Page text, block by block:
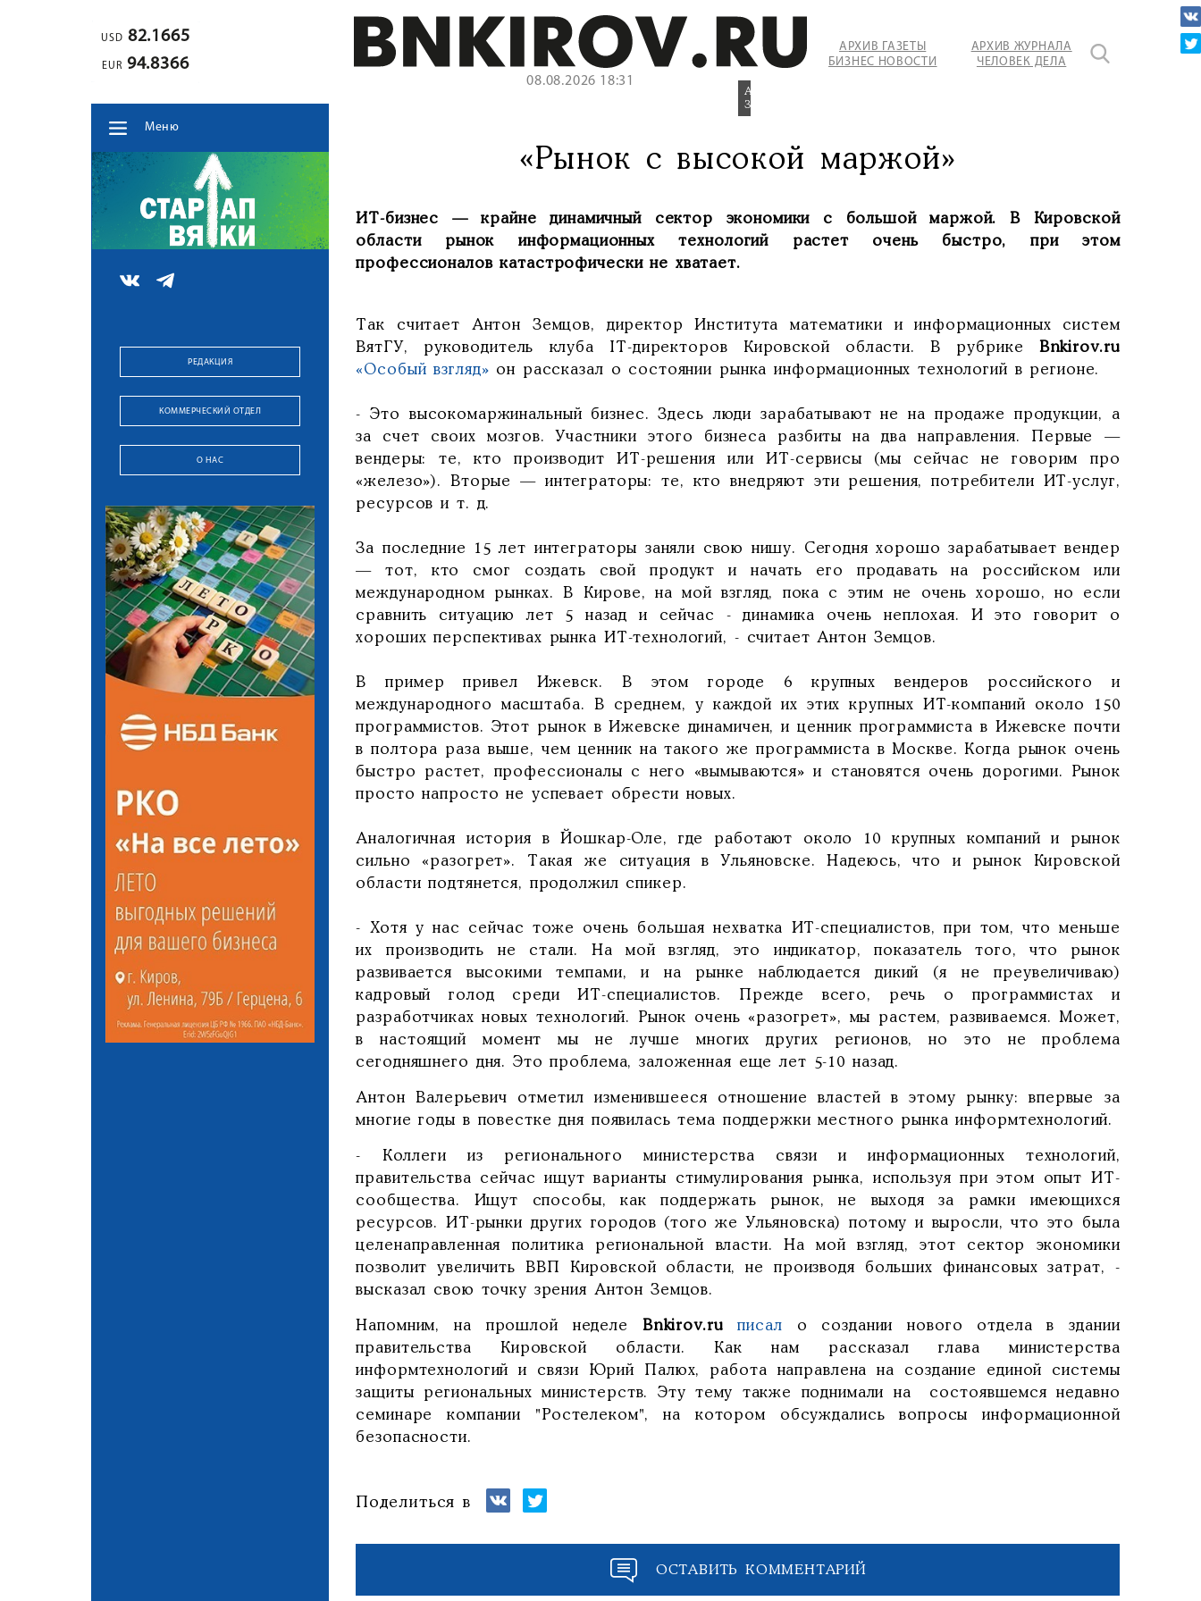
USD 82.1665
EUR 94.8366
08.08.2026 18:31
АРХИВ ГАЗЕТЫ
БИЗНЕС НОВОСТИ
АРХИВ ЖУРНАЛА
ЧЕЛОВЕК ДЕЛА
Меню
РЕДАКЦИЯ
КОММЕРЧЕСКИЙ ОТДЕЛ
О НАС
Антон
Земцов.
«Рынок с высокой маржой»
ИТ-бизнес — крайне динамичный сектор экономики с большой маржой. В Кировской
области рынок информационных технологий растет очень быстро, при этом
профессионалов катастрофически не хватает.
Так считает Антон Земцов, директор Института математики и информационных систем
ВятГУ, руководитель клуба IT-директоров Кировской области. В рубрике Bnkirov.ru
«Особый взгляд» он рассказал о состоянии рынка информационных технологий в регионе.
- Это высокомаржинальный бизнес. Здесь люди зарабатывают не на продаже продукции, а
за счет своих мозгов. Участники этого бизнеса разбиты на два направления. Первые —
вендеры: те, кто производит ИТ-решения или ИТ-сервисы (мы сейчас не говорим про
«железо»). Вторые — интеграторы: те, кто внедряют эти решения, потребители ИТ-услуг,
ресурсов и т. д.
За последние 15 лет интеграторы заняли свою нишу. Сегодня хорошо зарабатывает вендер
— тот, кто смог создать свой продукт и начать его продавать на российском или
международном рынках. В Кирове, на мой взгляд, пока с этим не очень хорошо, но если
сравнить ситуацию лет 5 назад и сейчас - динамика очень неплохая. И это говорит о
хороших перспективах рынка ИТ-технологий, - считает Антон Земцов.
В пример привел Ижевск. В этом городе 6 крупных вендеров российского и
международного масштаба. В среднем, у каждой их этих крупных ИТ-компаний около 150
программистов. Этот рынок в Ижевске динамичен, и ценник программиста в Ижевске почти
в полтора раза выше, чем ценник на такого же программиста в Москве. Когда рынок очень
быстро растет, профессионалы с него «вымываются» и становятся очень дорогими. Рынок
просто напросто не успевает обрести новых.
Аналогичная история в Йошкар-Оле, где работают около 10 крупных компаний и рынок
сильно «разогрет». Такая же ситуация в Ульяновске. Надеюсь, что и рынок Кировской
области подтянется, продолжил спикер.
- Хотя у нас сейчас тоже очень большая нехватка ИТ-специалистов, при том, что меньше
их производить не стали. На мой взгляд, это индикатор, показатель того, что рынок
развивается высокими темпами, и на рынке наблюдается дикий (я не преувеличиваю)
кадровый голод среди ИТ-специалистов. Прежде всего, речь о программистах и
разработчиках новых технологий. Рынок очень «разогрет», мы растем, развиваемся. Может,
в настоящий момент мы не лучше многих других регионов, но это не проблема
сегодняшнего дня. Это проблема, заложенная еще лет 5-10 назад.
Антон Валерьевич отметил изменившееся отношение властей в этому рынку: впервые за
многие годы в повестке дня появилась тема поддержки местного рынка информтехнологий.
- Коллеги из регионального министерства связи и информационных технологий,
правительства сейчас ищут варианты стимулирования рынка, используя при этом опыт ИТ-
сообщества. Ищут способы, как поддержать рынок, не выходя за рамки имеющихся
ресурсов. ИТ-рынки других городов (того же Ульяновска) потому и выросли, что это была
целенаправленная политика региональной власти. На мой взгляд, этот сектор экономики
позволит увеличить ВВП Кировской области, не производя больших финансовых затрат, -
высказал свою точку зрения Антон Земцов.
Напомним, на прошлой неделе Bnkirov.ru писал о создании нового отдела в здании
правительства Кировской области. Как нам рассказал глава министерства
информтехнологий и связи Юрий Палюх, работа направлена на создание единой системы
защиты региональных министерств. Эту тему также поднимали на состоявшемся недавно
семинаре компании "Ростелеком", на котором обсуждались вопросы информационной
безопасности.
Поделиться в
ОСТАВИТЬ КОММЕНТАРИЙ